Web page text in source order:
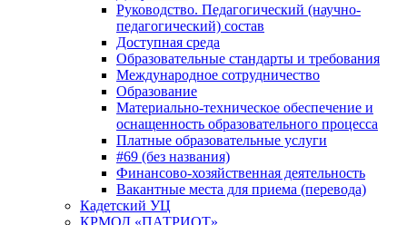
Руководство. Педагогический (научно-
педагогический) состав
Доступная среда
Образовательные стандарты и требования
Международное сотрудничество
Образование
Материально-техническое обеспечение и
оснащенность образовательного процесса
Платные образовательные услуги
#69 (без названия)
Финансово-хозяйственная деятельность
Вакантные места для приема (перевода)
Кадетский УЦ
КРМОД «ПАТРИОТ»